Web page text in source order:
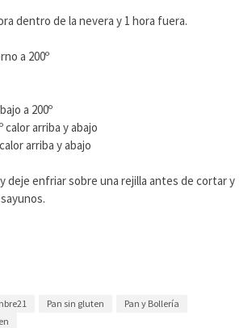
dentro de la nevera y 1 hora fuera.
a 200º
a 200º
calor arriba y abajo
arriba y abajo
deje enfriar sobre una rejilla antes de cortar y
Pan sin gluten
Pan y Bollería